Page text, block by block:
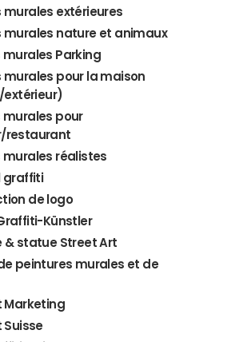
extérieures
murales nature et animaux
murales Parking
murales pour la maison
murales pour
restaurant
murales réalistes
graffiti
de logo
Künstler
& statue Street Art
peintures murales et de
Marketing